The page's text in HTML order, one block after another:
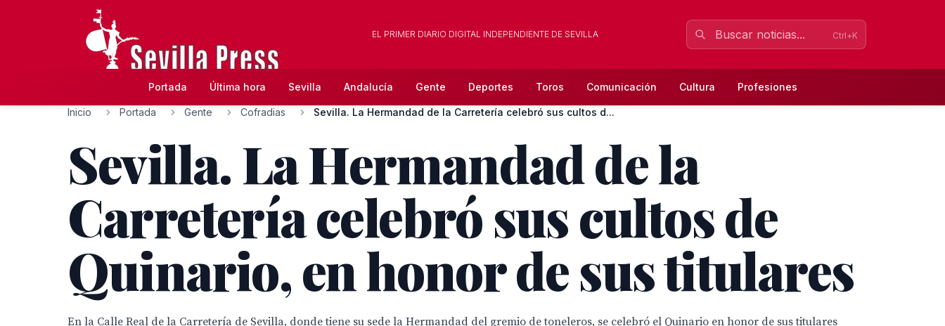
EL PRIMER DIARIO DIGITAL INDEPENDIENTE DE SEVILLA Ctrl+K
Portada Última hora Sevilla Andalucía Gente Deportes Toros Comunicación Cultura Profesiones
Inicio Portada Gente Cofradias Sevilla. La Hermandad de la Carretería celebró sus cultos d...
Sevilla. La Hermandad de la
Carretería celebró sus cultos de
Quinario, en honor de sus titulares
En la Calle Real de la Carretería de Sevilla, donde tiene su sede la Hermandad del gremio de toneleros, se celebró el Quinario en honor de sus titulares